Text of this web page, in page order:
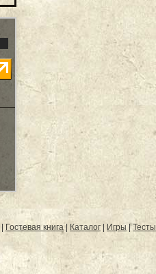
Гостевая книга| Каталог Игры |Тесты